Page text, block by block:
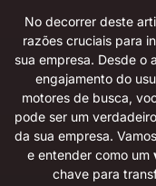
No decorrer deste
razões cruciais para
sua empresa. Desde o
engajamento do
motores de busca,
pode ser um
da sua empresa.
e entender como um
chave para